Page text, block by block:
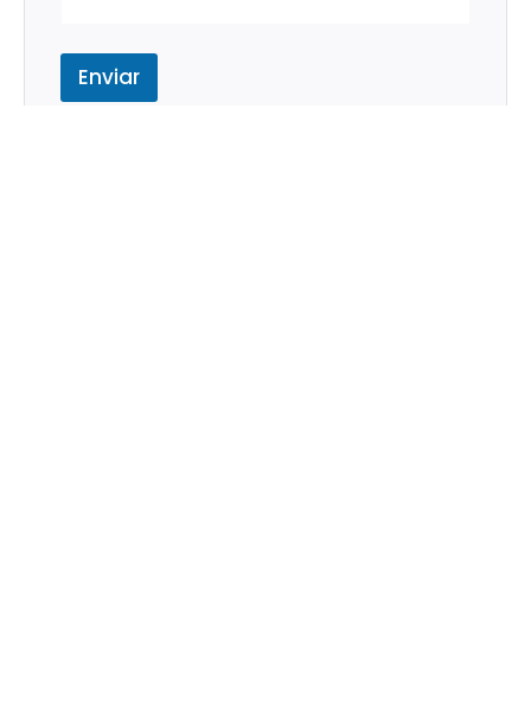
Enviar